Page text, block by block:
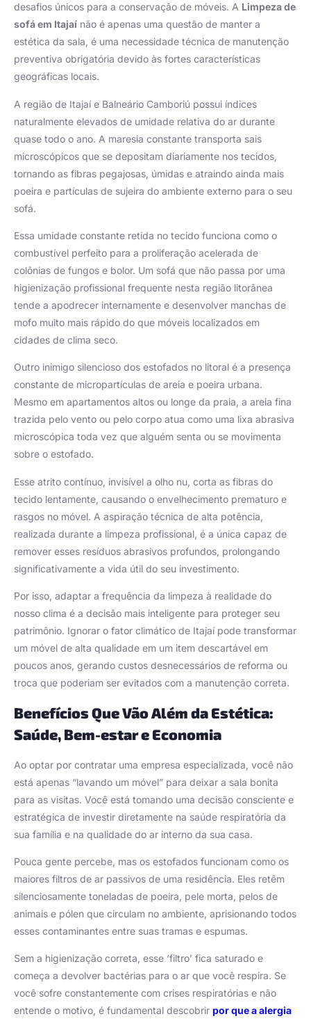
desafios únicos para a conservação de móveis. A Limpeza de
sofá em Itajaí não é apenas uma questão de manter a
estética da sala, é uma necessidade técnica de manutenção
preventiva obrigatória devido às fortes características
geográficas locais.
A região de Itajaí e Balneário Camboriú possui índices
naturalmente elevados de umidade relativa do ar durante
quase todo o ano. A maresia constante transporta sais
microscópicos que se depositam diariamente nos tecidos,
tornando as fibras pegajosas, úmidas e atraindo ainda mais
poeira e partículas de sujeira do ambiente externo para o seu
sofá.
Essa umidade constante retida no tecido funciona como o
combustível perfeito para a proliferação acelerada de
colônias de fungos e bolor. Um sofá que não passa por uma
higienização profissional frequente nesta região litorânea
tende a apodrecer internamente e desenvolver manchas de
mofo muito mais rápido do que móveis localizados em
cidades de clima seco.
Outro inimigo silencioso dos estofados no litoral é a presença
constante de micropartículas de areia e poeira urbana.
Mesmo em apartamentos altos ou longe da praia, a areia fina
trazida pelo vento ou pelo corpo atua como uma lixa abrasiva
microscópica toda vez que alguém senta ou se movimenta
sobre o estofado.
Esse atrito contínuo, invisível a olho nu, corta as fibras do
tecido lentamente, causando o envelhecimento prematuro e
rasgos no móvel. A aspiração técnica de alta potência,
realizada durante a limpeza profissional, é a única capaz de
remover esses resíduos abrasivos profundos, prolongando
significativamente a vida útil do seu investimento.
Por isso, adaptar a frequência da limpeza à realidade do
nosso clima é a decisão mais inteligente para proteger seu
patrimônio. Ignorar o fator climático de Itajaí pode transformar
um móvel de alta qualidade em um item descartável em
poucos anos, gerando custos desnecessários de reforma ou
troca que poderiam ser evitados com a manutenção correta.
Benefícios Que Vão Além da Estética:
Saúde, Bem-estar e Economia
Ao optar por contratar uma empresa especializada, você não
está apenas “lavando um móvel” para deixar a sala bonita
para as visitas. Você está tomando uma decisão consciente e
estratégica de investir diretamente na saúde respiratória da
sua família e na qualidade do ar interno da sua casa.
Pouca gente percebe, mas os estofados funcionam como os
maiores filtros de ar passivos de uma residência. Eles retêm
silenciosamente toneladas de poeira, pele morta, pelos de
animais e pólen que circulam no ambiente, aprisionando todos
esses contaminantes entre suas tramas e espumas.
Sem a higienização correta, esse ‘filtro’ fica saturado e
começa a devolver bactérias para o ar que você respira. Se
você sofre constantemente com crises respiratórias e não
entende o motivo, é fundamental descobrir por que a alergia